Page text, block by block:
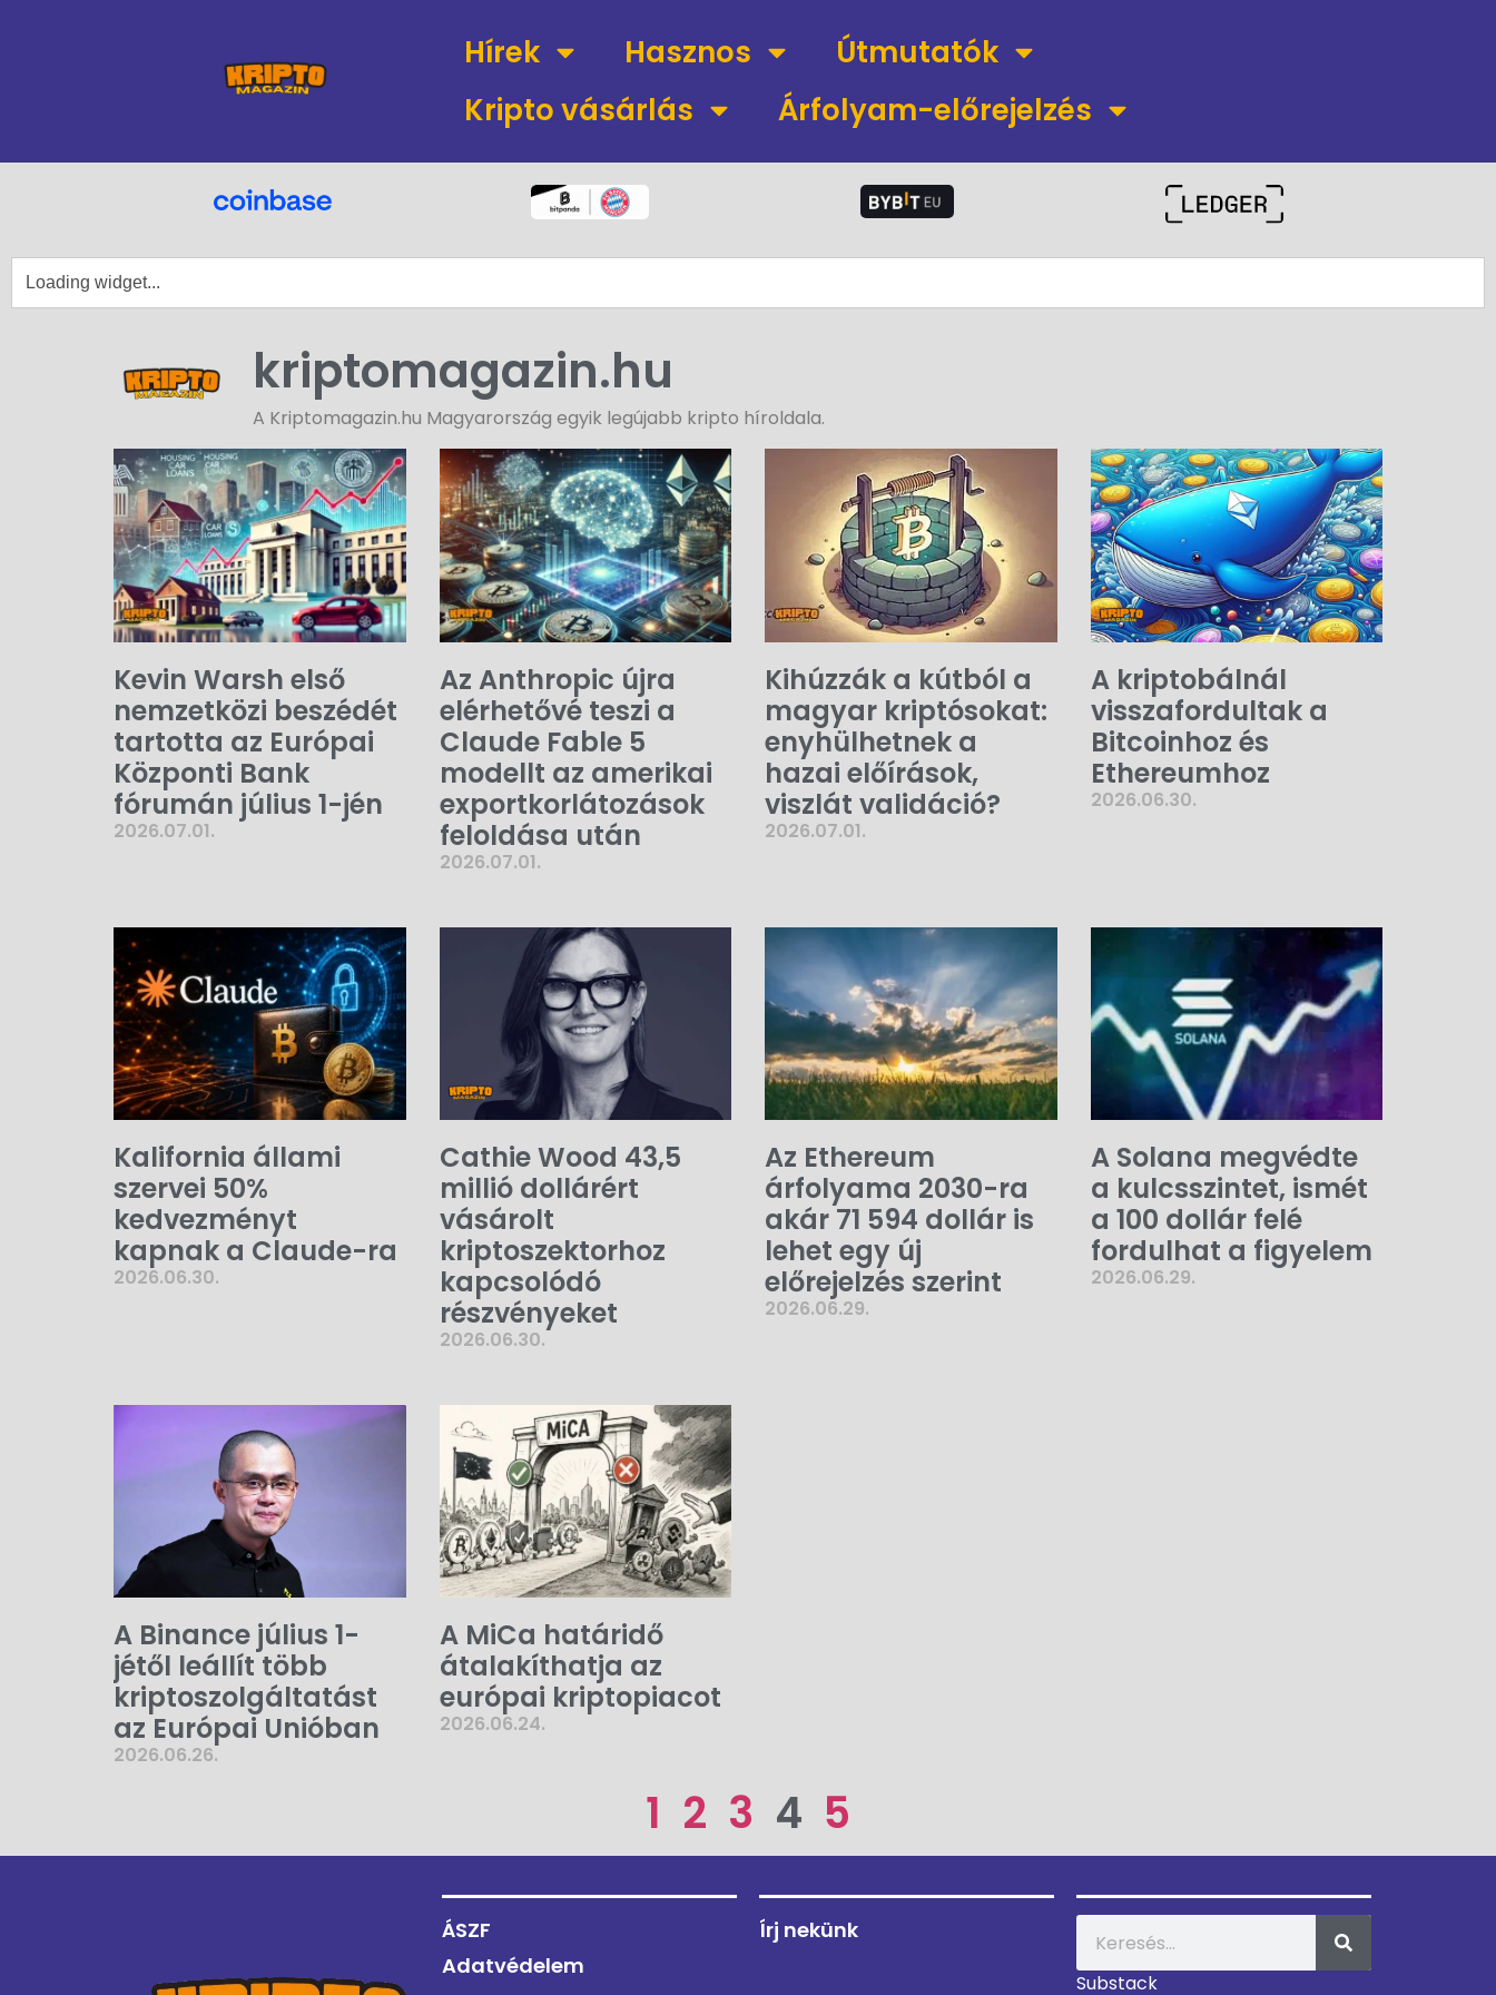
Hírek Hasznos
Útmutatók
Kripto vásárlás
Árfolyam-előrejelzés
kriptomagazin.hu
A Kriptomagazin.hu Magyarország egyik legújabb kripto híroldala.
Kevin Warsh első
nemzetközi beszédét
tartotta az Európai
Központi Bank
fórumán július 1-jén
2026.07.01.
Az Anthropic újra
elérhetővé teszi a
Claude Fable 5
modellt az amerikai
exportkorlátozások
feloldása után
2026.07.01.
Kihúzzák a kútból a
magyar kriptósokat:
enyhülhetnek a
hazai előírások,
viszlát validáció?
2026.07.01.
A kriptobálnál
visszafordultak a
Bitcoinhoz és
Ethereumhoz
2026.06.30.
Kalifornia állami
szervei 50%
kedvezményt
kapnak a Claude-ra
2026.06.30.
Cathie Wood 43,5
millió dollárért
vásárolt
kriptoszektorhoz
kapcsolódó
részvényeket
2026.06.30.
Az Ethereum
árfolyama 2030-ra
akár 71 594 dollár is
lehet egy új
előrejelzés szerint
2026.06.29.
A Solana megvédte
a kulcsszintet, ismét
a 100 dollár felé
fordulhat a figyelem
2026.06.29.
A Binance július 1-
jétől leállít több
kriptoszolgáltatást
az Európai Unióban
2026.06.26.
A MiCa határidő
átalakíthatja az
európai kriptopiacot
2026.06.24.
1 2 3 4 5
ÁSZF
Adatvédelem
Írj nekünk
Substack